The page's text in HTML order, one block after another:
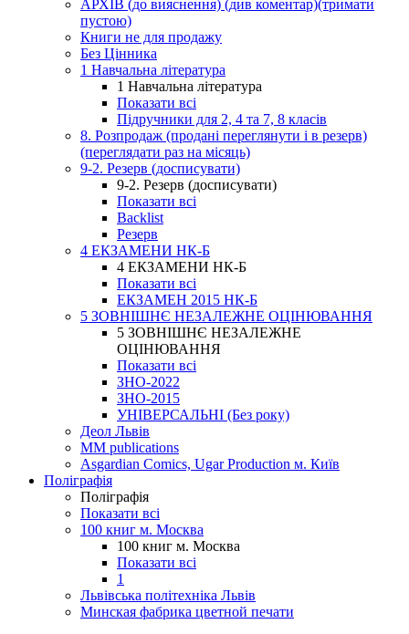
АРХІВ (до вияснення) (див коментар)(тримати
пустою)
Книги не для продажу
Без Цінника
1 Навчальна література
1 Навчальна література
Показати всі
Підручники для 2, 4 та 7, 8 класів
8. Розпродаж (продані переглянути і в резерв)
(переглядати раз на місяць)
9-2. Резерв (досписувати)
9-2. Резерв (досписувати)
Показати всі
Backlist
Резерв
4 ЕКЗАМЕНИ НК-Б
4 ЕКЗАМЕНИ НК-Б
Показати всі
ЕКЗАМЕН 2015 НК-Б
5 ЗОВНІШНЄ НЕЗАЛЕЖНЕ ОЦІНЮВАННЯ
5 ЗОВНІШНЄ НЕЗАЛЕЖНЕ
ОЦІНЮВАННЯ
Показати всі
ЗНО-2022
ЗНО-2015
УНІВЕРСАЛЬНІ (Без року)
Деол Львів
MM publications
Asgardian Comics, Ugar Production м. Київ
Поліграфія
Поліграфія
Показати всі
100 книг м. Москва
100 книг м. Москва
Показати всі
1
Львівська політехніка Львів
Минская фабрика цветной печати